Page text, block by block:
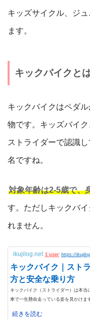
キッズサイクル、ジ
ます。
キックバイクと
キックバイクはペダ
物です。キッズバイ
ストライダーで認識
名ですね。
対象年齢は2-5歳で、
す。ただしキックバ
れません。
ikujilog.net 1 user https://
キックバイク｜スト
方と安全な乗り方
キックバイク（ストライダー）は本
車で一生懸命走っている姿を見かけ
続きを読む